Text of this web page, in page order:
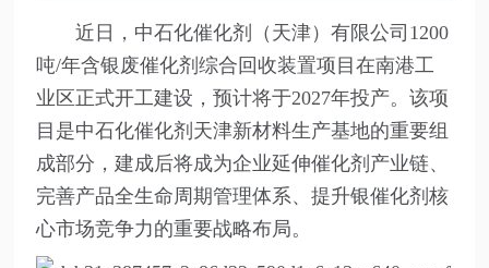
近日，中石化催化剂（天津）有限公司1200
吨/年含银废催化剂综合回收装置项目在南港工
业区正式开工建设，预计将于2027年投产。该项
目是中石化催化剂天津新材料生产基地的重要组
成部分，建成后将成为企业延伸催化剂产业链、
完善产品全生命周期管理体系、提升银催化剂核
心市场竞争力的重要战略布局。